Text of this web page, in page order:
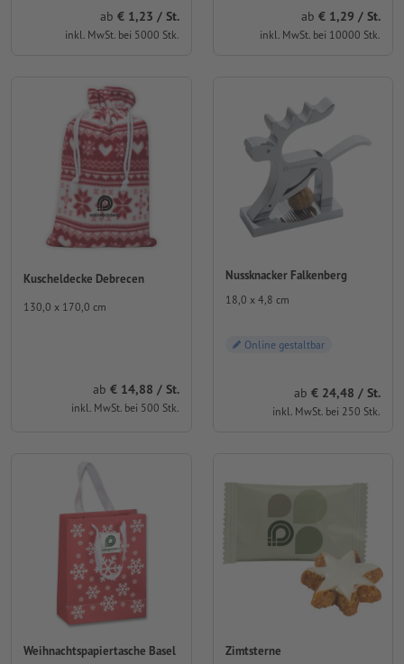
ab 1,23 / St.
inkl. MwSt. bei 5000 Stk.
ab 1,29 / St.
inkl. MwSt. bei 10000 Stk.
Kuscheldecke Debrecen
130,0 x 170,0 cm
ab 14,88 / St.
inkl. MwSt. bei 500 Stk.
Nussknacker Falkenberg
18,0 x 4,8 cm
Online gestaltbar
ab 24,48 / St.
inkl. MwSt. bei 250 Stk.
Weihnachtspapiertasche Basel Zimtsterne